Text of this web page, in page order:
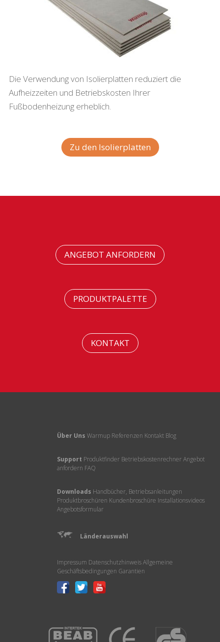
Die Verwendung von Isolierplatten reduziert die
Aufheizzeiten und Betriebskosten Ihrer
Fußbodenheizung erheblich.
Zu den Isolierplatten
ANGEBOT ANFORDERN
PRODUKTPALETTE
KONTAKT
Über Uns Warmup Referenzen Kontakt Blog
Support Produktfinder BetriebskostenrechnerAngebot
anfordern FAQ
Downloads Handbücher, Betriebsanleitungen
Produktbroschüren Kundenbroschüre Installationsvideos
Angebotsformular
Länderauswahl
Impressum DatenschutzhinweisAllgemeine
Geschäftsbedingungen Garantien